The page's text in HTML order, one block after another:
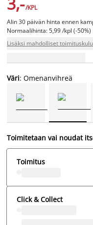
/KPL
Alin 30 päivän hinta ennen
Normaalihinta: 5,99 /kpl (-50%)
Lisäksi mahdolliset
Väri: Omenanvihreä
Toimitetaan vai noudat
Toimitus
Click & Collect